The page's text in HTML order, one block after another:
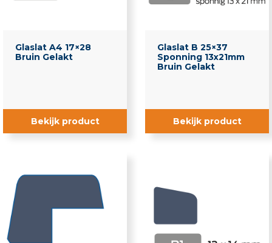
Brandwerende latten
Durodeen
Opdeklatten
Ophooglatten
Glaslat A4 17×28
Bruin Gelakt
Bekijk product
Glaslat B 25×37
Sponning 13x21mm
Bruin Gelakt
Bekijk product